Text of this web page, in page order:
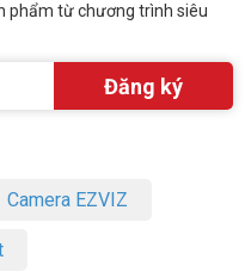
phẩm từ chương trình siêu
Camera EZVIZ